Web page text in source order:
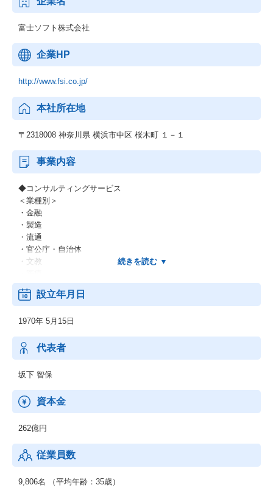
富士ソフト株式会社
企業HP
http://www.fsi.co.jp/
本社所在地
〒2318008 神奈川県 横浜市中区 桜木町 １－１
事業内容
◆コンサルティングサービス
＜業種別＞
・金融
・製造
・流通
・官公庁・自治体
・文教
・他
＜業務別＞
・CRM
・SFA
・SCM
・ERP
・WEB
＜IT基盤、ネットワーク＞
・ネットワーク
・先端IT
・ミドルウェア
◆制御系システムサービス
＜移動体通信制御開発＞
設立年月日
1970年 5月15日
代表者
坂下 智保
資本金
262億円
従業員数
9,806名 （平均年齢：35歳）